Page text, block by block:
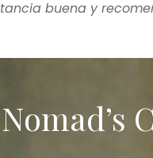
buena y
Nomad’s